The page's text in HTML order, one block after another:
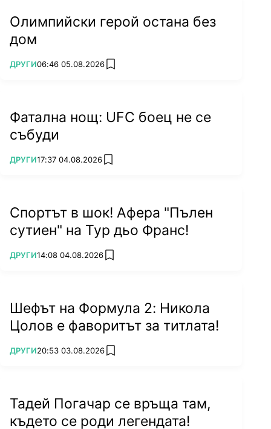
Олимпийски герой остана без
дом
ПОВЕЧЕ ОТ
ДРУГИ06:46 05.08.2026 add favorites
Фатална нощ: UFC боец не се
събуди
ПОВЕЧЕ ОТ
ДРУГИ17:37 04.08.2026 add favorites
Спортът в шок! Афера "Пълен
сутиен" на Тур дьо Франс!
ПОВЕЧЕ ОТ
ДРУГИ14:08 04.08.2026 add favorites
Шефът на Формула 2: Никола
Цолов е фаворитът за титлата!
ПОВЕЧЕ ОТ
ДРУГИ20:53 03.08.2026 add favorites
Тадей Погачар се връща там,
където се роди легендата!